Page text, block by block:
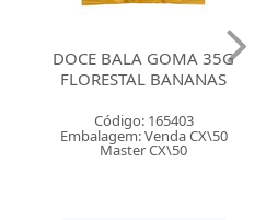
DOCE BALA GOMA 35G
FLORESTAL BANANAS
Código: 165403
Embalagem: Venda CX\50
Master CX\50